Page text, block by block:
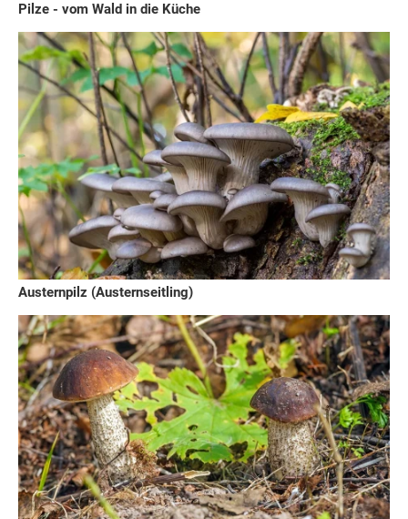
Pilze - vom Wald in die Küche
Austernpilz (Austernseitling)